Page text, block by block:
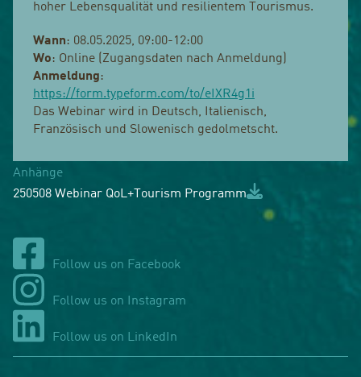
hoher Lebensqualität und resilientem Tourismus.
Wann: 08.05.2025, 09:00-12:00
Wo: Online (Zugangsdaten nach Anmeldung)
Anmeldung:
https://form.typeform.com/to/eIXR4g1i
Das Webinar wird in Deutsch, Italienisch,
Französisch und Slowenisch gedolmetscht.
Anhänge
250508 Webinar QoL+Tourism Programm
Follow us on Facebook
Follow us on Instagram
Follow us on LinkedIn